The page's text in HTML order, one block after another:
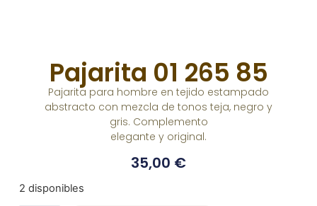
Pajarita 01 265 85
Pajarita para hombre en tejido estampado
abstracto con mezcla de tonos teja, negro y
gris. Complemento
elegante y original.
35,00 €
2 disponibles